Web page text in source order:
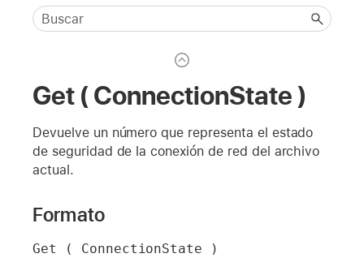
Get ( ConnectionState )
Devuelve un número que representa el estado
de seguridad de la conexión de red del archivo
actual.
Formato
Get ( ConnectionState )